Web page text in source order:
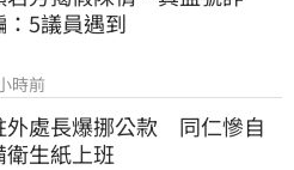
：5議員遇到
時前
外處長爆挪公款　同仁慘自
衛生紙上班